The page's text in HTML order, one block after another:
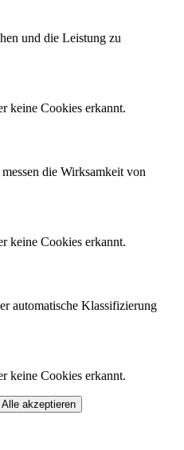
und die Leistung zu
keine Cookies erkannt.
die Wirksamkeit von
keine Cookies erkannt.
automatische Klassifizierung
keine Cookies erkannt.
Alle akzeptieren